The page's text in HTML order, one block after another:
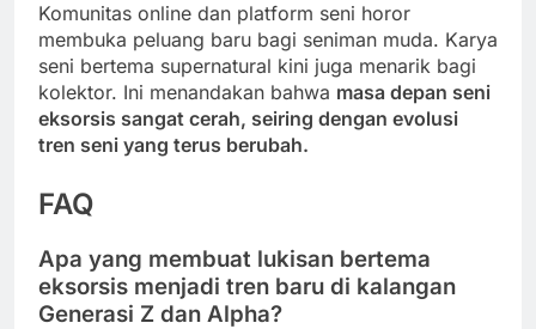
Komunitas online dan platform seni horor
membuka peluang baru bagi seniman muda. Karya
seni bertema supernatural kini juga menarik bagi
kolektor. Ini menandakan bahwa masa depan seni
eksorsis sangat cerah, seiring dengan evolusi
tren seni yang terus berubah.
FAQ
Apa yang membuat lukisan bertema
eksorsis menjadi tren baru di kalangan
Generasi Z dan Alpha?